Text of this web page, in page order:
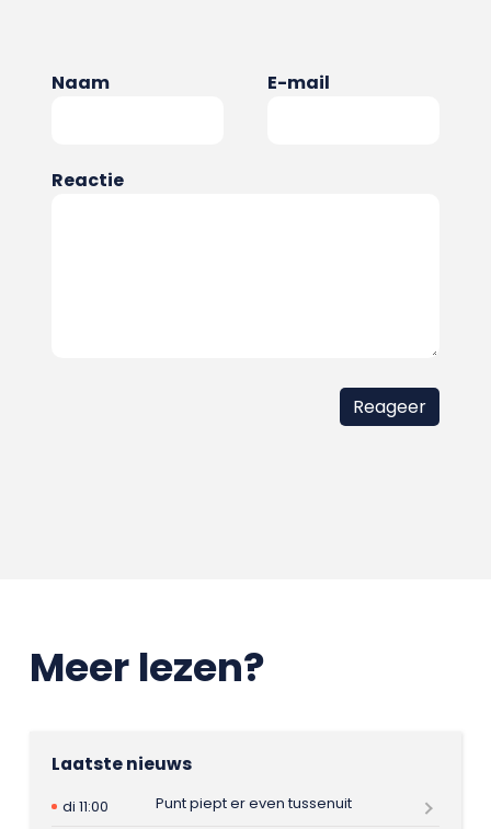
Naam E-mail
Reactie
Meer lezen?
Laatste nieuws
di 11:00
Punt piept er even tussenuit